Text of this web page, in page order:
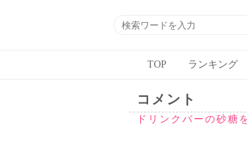
TOP ランキング
コメント
ドリンクバーの砂